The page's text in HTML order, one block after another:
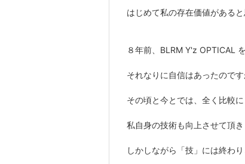
はじめて私の存在価値があると
８年前、BLRM Y'z OPTICAL
それなりに自信はあったのです
その頃と今とでは、全く比較に
私自身の技術も向上させて頂き
しかしながら「技」には終わ